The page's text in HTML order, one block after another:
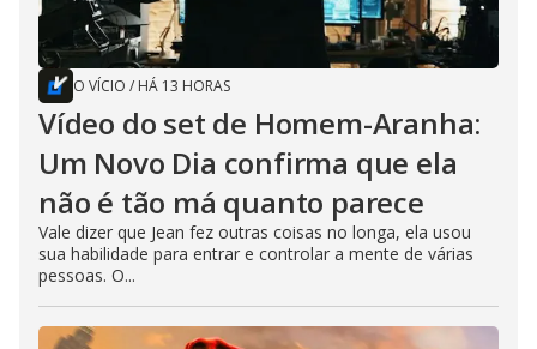
O VÍCIO / HÁ 13 HORAS
Vídeo do set de Homem-Aranha:
Um Novo Dia confirma que ela
não é tão má quanto parece
Vale dizer que Jean fez outras coisas no longa, ela usou
sua habilidade para entrar e controlar a mente de várias
pessoas. O...